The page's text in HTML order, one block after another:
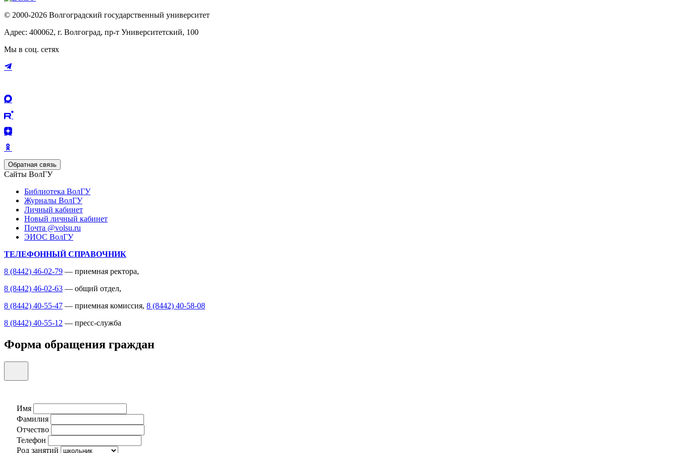
© 2000-2026 Волгоградский государственный университет
Адрес: 400062, г. Волгоград, пр-т Университетский, 100
Мы в соц. сетях
Обратная связь
Сайты ВолГУ
Библиотека ВолГУ
Журналы ВолГУ
Личный кабинет
Новый личный кабинет
Почта @volsu.ru
ЭИОС ВолГУ
ТЕЛЕФОННЫЙ СПРАВОЧНИК
8 (8442) 46-02-79 — приемная ректора,
8 (8442) 46-02-63 — общий отдел,
8 (8442) 40-55-47 — приемная комиссия, 8 (8442) 40-58-08
8 (8442) 40-55-12 — пресс-служба
Форма обращения граждан
Имя
Фамилия
Отчество
Телефон
Род занятий